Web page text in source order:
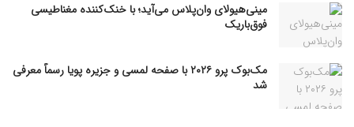
مینی‌هیولای وان‌پلاس می‌آید؛ با خنک‌کننده مغناطیسی
فوق‌باریک
مک‌بوک پرو ۲۰۲۶ با صفحه لمسی و جزیره پویا رسماً معرفی
شد